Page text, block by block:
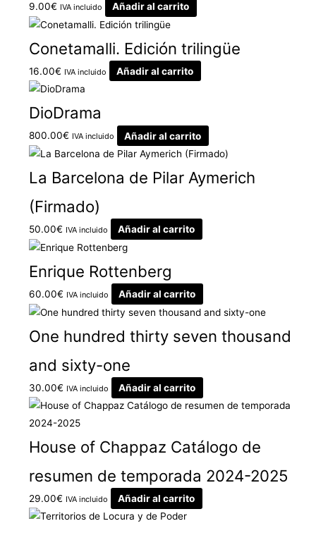
9.00€ IVA incluido Añadir al carrito
Conetamalli. Edición trilingüe
16.00€ IVA incluido Añadir al carrito
DioDrama
800.00€ IVA incluido Añadir al carrito
La Barcelona de Pilar Aymerich
(Firmado)
50.00€ IVA incluido Añadir al carrito
Enrique Rottenberg
60.00€ IVA incluido Añadir al carrito
One hundred thirty seven thousand
and sixty-one
30.00€ IVA incluido Añadir al carrito
House of Chappaz Catálogo de
resumen de temporada 2024-2025
29.00€ IVA incluido Añadir al carrito